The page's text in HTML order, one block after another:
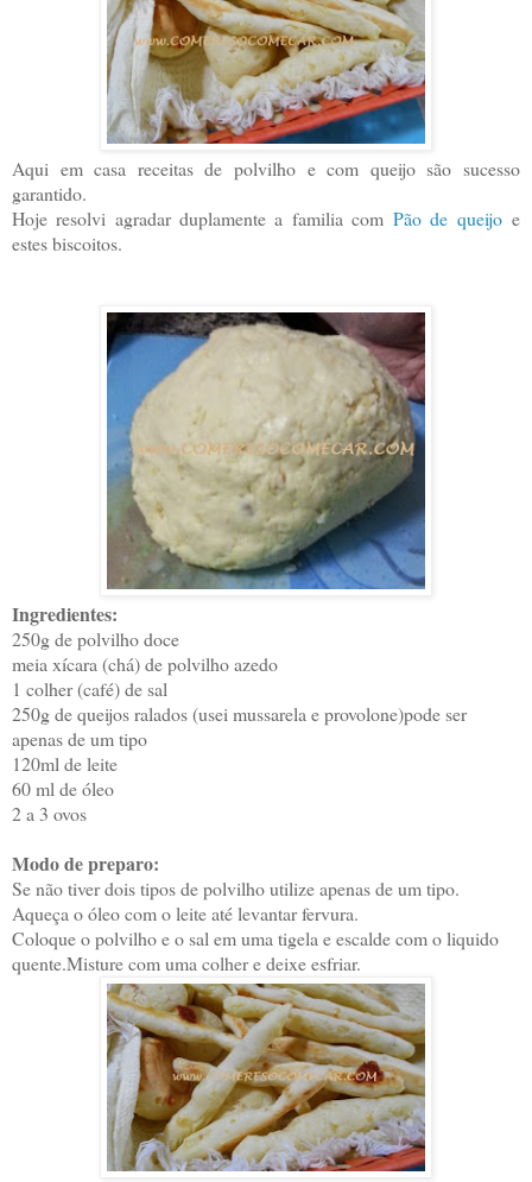
Aqui em casa receitas de polvilho e com queijo são sucesso
garantido.
Hoje resolvi agradar duplamente a familia comPão de queijoe
estes biscoitos.
Ingredientes:
250g de polvilho doce
meia xícara (chá) de polvilho azedo
1 colher (café) de sal
250g de queijos ralados (usei mussarela e provolone)pode ser
apenas de um tipo
120ml de leite
60 ml de óleo
2 a 3 ovos
Modo de preparo:
Se não tiver dois tipos de polvilho utilize apenas de um tipo.
Aqueça o óleo com o leite até levantar fervura.
Coloque o polvilho e o sal em uma tigela e escalde com o liquido
quente.Misture com uma colher e deixe esfriar.